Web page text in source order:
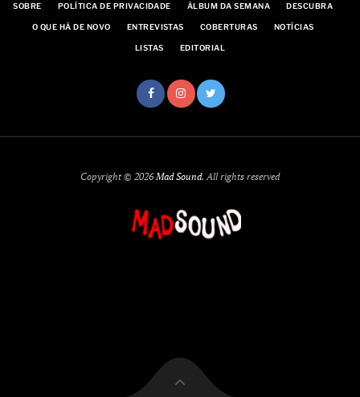
SOBRE POLÍTICA DE PRIVACIDADE ÁLBUM DA SEMANA DESCUBRA
O QUE HÁ DE NOVO ENTREVISTAS COBERTURAS NOTÍCIAS
LISTAS EDITORIAL
Copyright © 2026Mad Sound. All rights reserved